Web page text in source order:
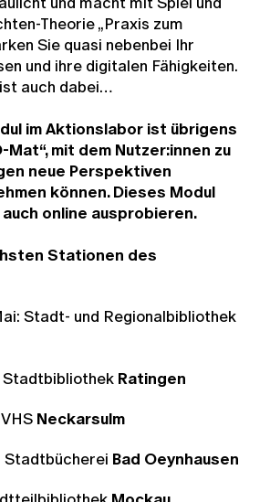
Theorie „Praxis zum
Sie quasi nebenbei Ihr
und ihre digitalen Fähigkeiten.
ist auch dabei…
im Aktionslabor ist übrigens
mit dem Nutzer:innen zu
neue Perspektiven
können. Dieses Modul
auch online ausprobieren.
Stationen des
Stadt- und Regionalbibliothek
Stadtbibliothek Ratingen
Neckarsulm
Stadtbücherei Bad Oeynhausen